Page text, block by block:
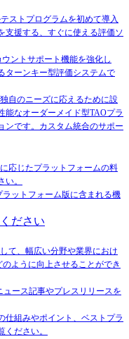
テストプログラムを初めて導入
支援する、すぐに使える評価ソ
ントサポート機能を強化し
ターンキー型評価システムで
自のニーズに応えるために設
能なオーダーメイド型TAOプラ
ンです。カスタム統合のサポー
応じたプラットフォームの料
。
ットフォーム版に含まれる機
ださい
て、幅広い分野や業界におけ
ように向上させることができ
ュース記事やプレスリリースを
仕組みやポイント、ベストプラ
ください。